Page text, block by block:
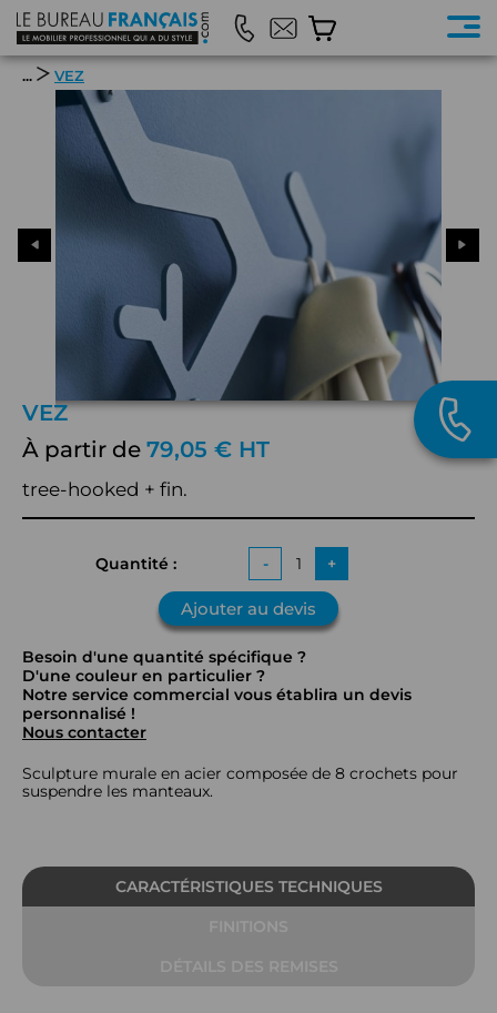
... VEZ
VEZ
À partir de 79,05 € HT
tree-hooked + fin.
Quantité : - +
Ajouter au devis
Besoin d'une quantité spécifique ?
D'une couleur en particulier ?
Notre service commercial vous établira un devis
personnalisé !
Nous contacter
Sculpture murale en acier composée de 8 crochets pour
suspendre les manteaux.
CARACTÉRISTIQUES TECHNIQUES